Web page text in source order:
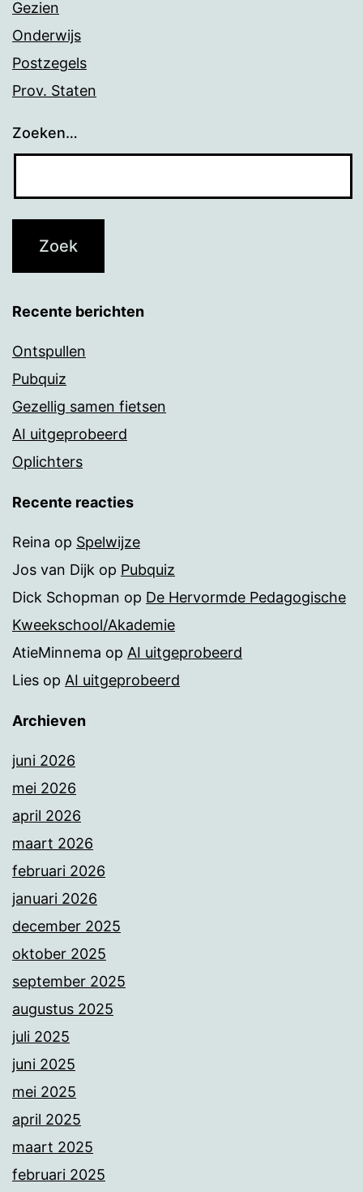
Gezien
Onderwijs
Postzegels
Prov. Staten
Zoeken…
Recente berichten
Ontspullen
Pubquiz
Gezellig samen fietsen
AI uitgeprobeerd
Oplichters
Recente reacties
Reina op Spelwijze
Jos van Dijk op Pubquiz
Dick Schopman op De Hervormde Pedagogische
Kweekschool/Akademie
AtieMinnema op AI uitgeprobeerd
Lies op AI uitgeprobeerd
Archieven
juni 2026
mei 2026
april 2026
maart 2026
februari 2026
januari 2026
december 2025
oktober 2025
september 2025
augustus 2025
juli 2025
juni 2025
mei 2025
april 2025
maart 2025
februari 2025